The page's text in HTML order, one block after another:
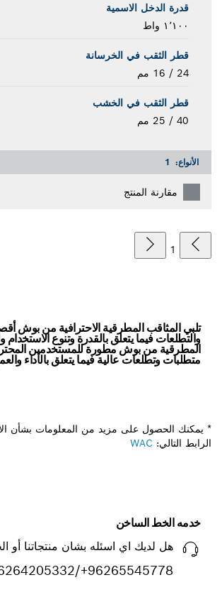
قدرة الدخل الاسمية
١٬١٠٠ واط
قطر الثقب في الخرسانة
24 / 16 مم
قطر الثقب في الخشب
40 / 25 مم
الأنواع: 1
مقارنة المنتج
1
تلبي المثاقب المطرقية الاحترافية من بوش
والتطلعات فيما يتعلق بالقدرة وتنوع الاستخدام
المطرقية من بوش مطورة للمستخدمين
متطلبات وتطلعات عالية فيما يتعلق بالأداء
* يمكنك الحصول على مزيد من المعلومات بشأن
الرابط التالي: WAC
خدمه الخط الساخن
هل لديك اي اسئله بشان منتجاتنا أو
+96265545778